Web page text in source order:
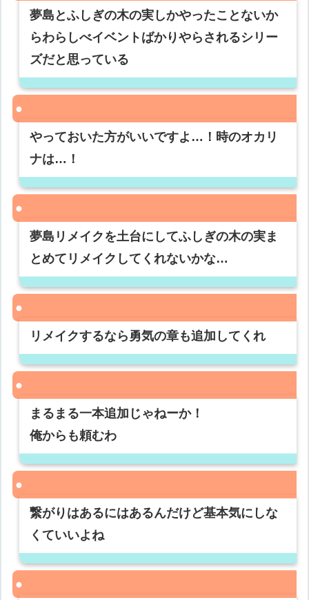
夢島とふしぎの木の実しかやったことないか
らわらしべイベントばかりやらされるシリー
ズだと思っている
やっておいた方がいいですよ…！時のオカリ
ナは…！
夢島リメイクを土台にしてふしぎの木の実ま
とめてリメイクしてくれないかな…
リメイクするなら勇気の章も追加してくれ
まるまる一本追加じゃねーか！
俺からも頼むわ
繋がりはあるにはあるんだけど基本気にしな
くていいよね